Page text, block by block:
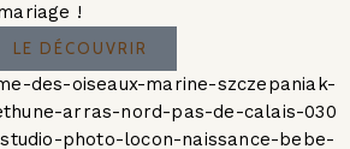
!
LE DÉCOUVRIR